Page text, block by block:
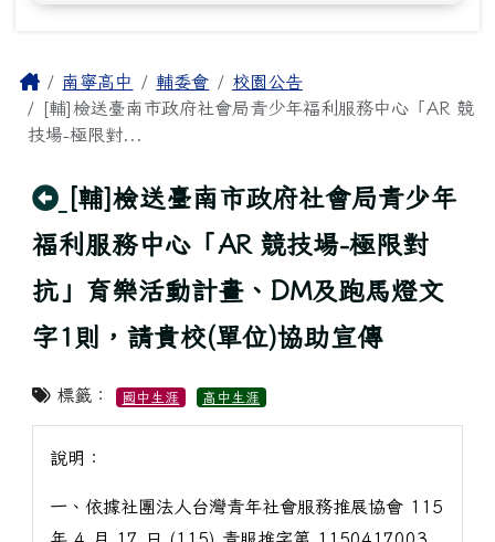
主內容區域
Home南寧高中 輔委會
校園公告
[輔]檢送臺南市政府社會局青少年福利服務中心「AR 競
技場-極限對...
回上頁
[輔]檢送臺南市政府社會局青少年
福利服務中心「AR 競技場-極限對
抗」育樂活動計畫、DM及跑馬燈文
字1則，請貴校(單位)協助宣傳
標籤： 國中生涯 高中生涯
說明：
一、依據社團法人台灣青年社會服務推展協會 115